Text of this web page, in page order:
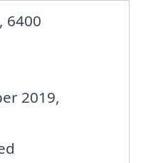
6400
2019,